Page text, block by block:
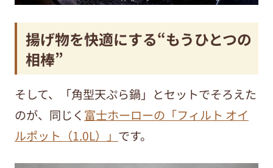
揚げ物を快適にする“もうひとつの
相棒”
そして、「角型天ぷら鍋」とセットでそろえた
のが、同じく 富士ホーローの「フィルト オイ
ルポット（1.0L）」 です。